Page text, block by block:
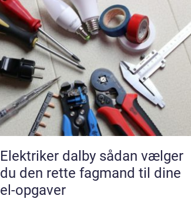
Elektriker dalby sådan vælger
du den rette fagmand til dine
el-opgaver